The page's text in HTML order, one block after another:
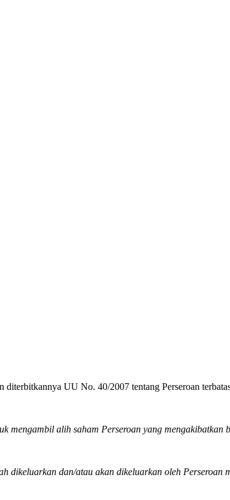
diterbitkannya UU No. 40/2007 tentang Perseroan
mengambil alih saham Perseroan yang mengakibatkan
dan/atau akan dikeluarkan oleh Perseroan